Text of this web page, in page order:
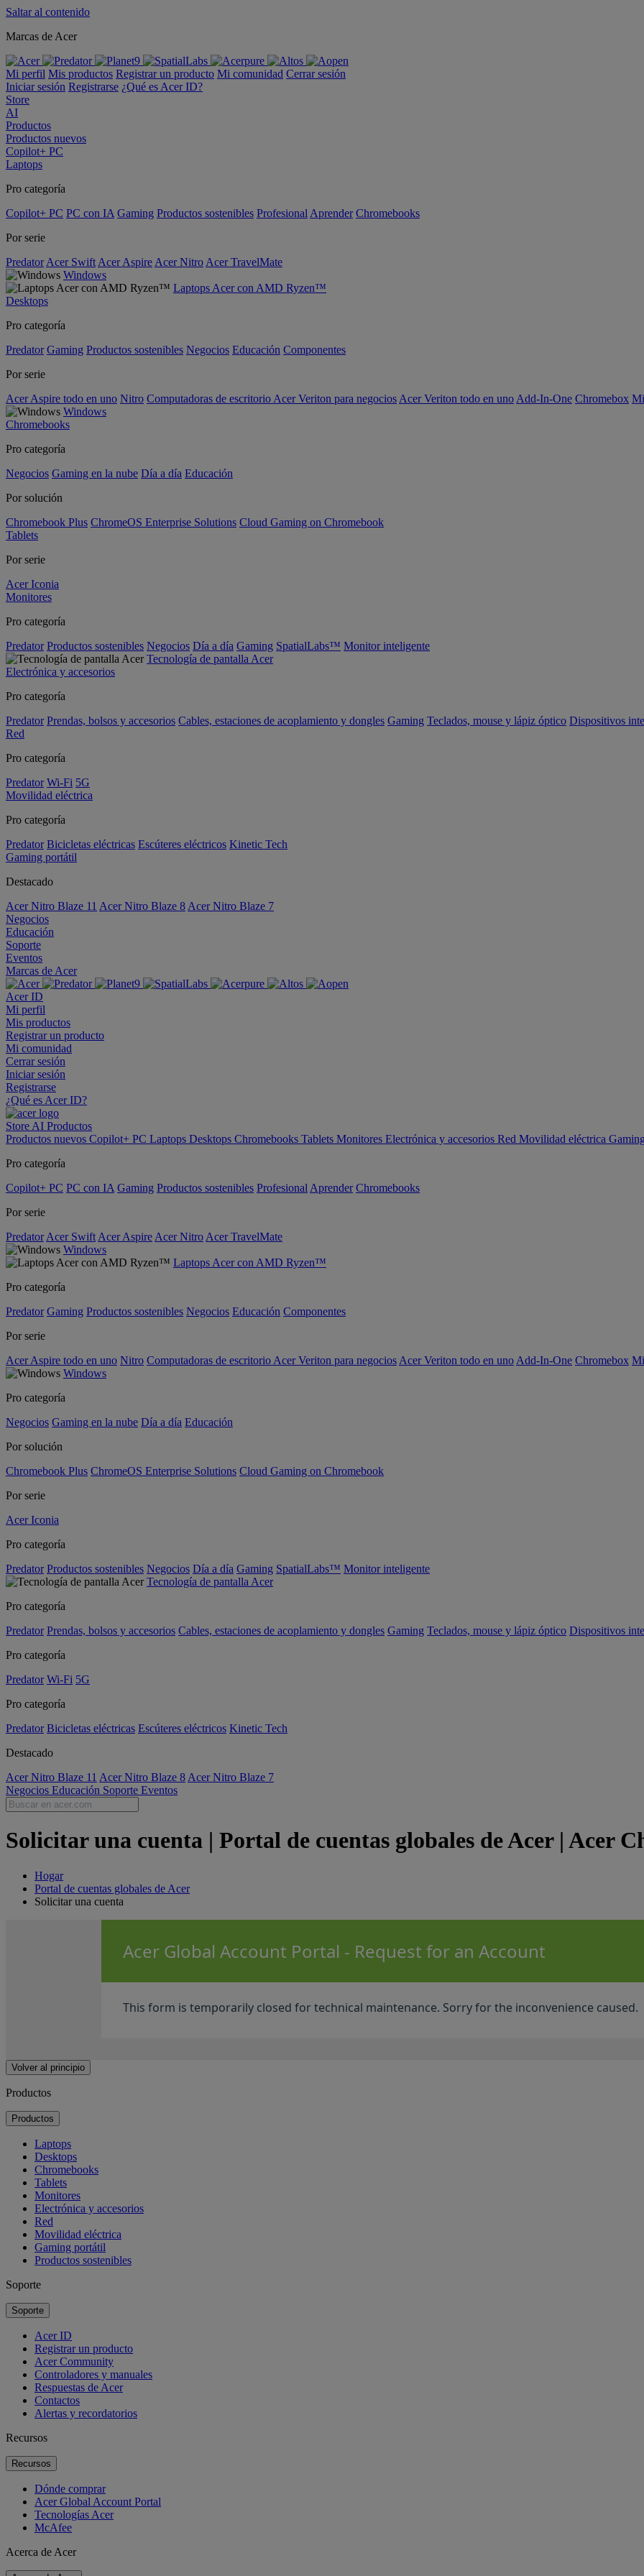
Saltar al contenido
Marcas de Acer
Mi perfil Mis productos Registrar un producto Mi comunidad Cerrar sesión
Iniciar sesión Registrarse ¿Qué es Acer ID?
Store
AI
Productos
Productos nuevos
Copilot+ PC
Laptops
Pro categoría
Copilot+ PC PC con IA Gaming Productos sostenibles Profesional Aprender Chromebooks
Por serie
Predator Acer Swift Acer Aspire Acer Nitro Acer TravelMate
Windows
Laptops Acer con AMD Ryzen™
Desktops
Pro categoría
Predator Gaming Productos sostenibles Negocios Educación Componentes
Por serie
Acer Aspire todo en uno Nitro Computadoras de escritorio Acer Veriton para negocios Acer Veriton todo en uno Add-In-One Chromebox
Windows
Chromebooks
Pro categoría
Negocios Gaming en la nube Día a día Educación
Por solución
Chromebook Plus ChromeOS Enterprise Solutions Cloud Gaming on Chromebook
Tablets
Por serie
Acer Iconia
Monitores
Pro categoría
Predator Productos sostenibles Negocios Día a día Gaming SpatialLabs™ Monitor inteligente
Tecnología de pantalla Acer
Electrónica y accesorios
Pro categoría
Predator Prendas, bolsos y accesorios Cables, estaciones de acoplamiento y dongles Gaming Teclados, mouse y lápiz óptico Dispositivos
Red
Pro categoría
Predator Wi-Fi 5G
Movilidad eléctrica
Pro categoría
Predator Bicicletas eléctricas Escúteres eléctricos Kinetic Tech
Gaming portátil
Destacado
Acer Nitro Blaze 11 Acer Nitro Blaze 8 Acer Nitro Blaze 7
Negocios
Educación
Soporte
Eventos
Marcas de Acer
Acer ID
Mi perfil
Mis productos
Registrar un producto
Mi comunidad
Cerrar sesión
Iniciar sesión
Registrarse
¿Qué es Acer ID?
Store AI Productos
Productos nuevos Copilot+ PC Laptops Desktops Chromebooks Tablets Monitores Electrónica y accesorios Red Movilidad eléctrica
Pro categoría
Copilot+ PC PC con IA Gaming Productos sostenibles Profesional Aprender Chromebooks
Por serie
Predator Acer Swift Acer Aspire Acer Nitro Acer TravelMate
Windows
Laptops Acer con AMD Ryzen™
Pro categoría
Predator Gaming Productos sostenibles Negocios Educación Componentes
Por serie
Acer Aspire todo en uno Nitro Computadoras de escritorio Acer Veriton para negocios Acer Veriton todo en uno Add-In-One Chromebox
Windows
Pro categoría
Negocios Gaming en la nube Día a día Educación
Por solución
Chromebook Plus ChromeOS Enterprise Solutions Cloud Gaming on Chromebook
Por serie
Acer Iconia
Pro categoría
Predator Productos sostenibles Negocios Día a día Gaming SpatialLabs™ Monitor inteligente
Tecnología de pantalla Acer
Pro categoría
Predator Prendas, bolsos y accesorios Cables, estaciones de acoplamiento y dongles Gaming Teclados, mouse y lápiz óptico Dispositivos
Pro categoría
Predator Wi-Fi 5G
Pro categoría
Predator Bicicletas eléctricas Escúteres eléctricos Kinetic Tech
Destacado
Acer Nitro Blaze 11 Acer Nitro Blaze 8 Acer Nitro Blaze 7
Negocios Educación Soporte Eventos
Solicitar una cuenta | Portal de cuentas globales de Acer | Acer
Hogar
Portal de cuentas globales de Acer
Solicitar una cuenta
Acer Global Account Portal - Request for an Account
This form is temporarily closed for technical maintenance. Sorry for the inconvenience caused.
Volver al principio
Productos
Productos
Laptops
Desktops
Chromebooks
Tablets
Monitores
Electrónica y accesorios
Red
Movilidad eléctrica
Gaming portátil
Productos sostenibles
Soporte
Soporte
Acer ID
Registrar un producto
Acer Community
Controladores y manuales
Respuestas de Acer
Contactos
Alertas y recordatorios
Recursos
Recursos
Dónde comprar
Acer Global Account Portal
Tecnologías Acer
McAfee
Acerca de Acer